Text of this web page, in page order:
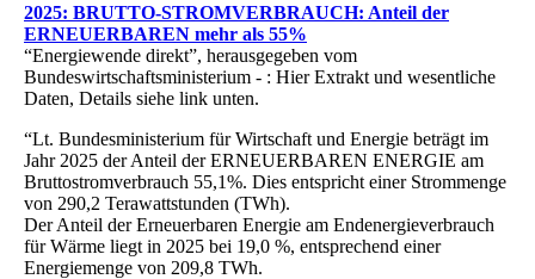
2025: BRUTTO-STROMVERBRAUCH: Anteil der
ERNEUERBAREN mehr als 55%
“Energiewende direkt”, herausgegeben vom
Bundeswirtschaftsministerium - : Hier Extrakt und wesentliche
Daten, Details siehe link unten.
“Lt. Bundesministerium für Wirtschaft und Energie beträgt im
Jahr 2025 der Anteil der ERNEUERBAREN ENERGIE am
Bruttostromverbrauch 55,1%. Dies entspricht einer Strommenge
von 290,2 Terawattstunden (TWh).
Der Anteil der Erneuerbaren Energie am Endenergieverbrauch
für Wärme liegt in 2025 bei 19,0 %, entsprechend einer
Energiemenge von 209,8 TWh.